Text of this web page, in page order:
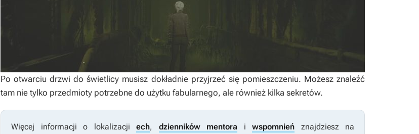
Po otwarciu drzwi do świetlicy musisz dokładnie przyjrzeć się pomieszczeniu. Możesz znaleźć
tam nie tylko przedmioty potrzebne do użytku fabularnego, ale również kilka sekretów.
Więcej informacji o lokalizacji ech, dzienników mentora i wspomnień znajdziesz na